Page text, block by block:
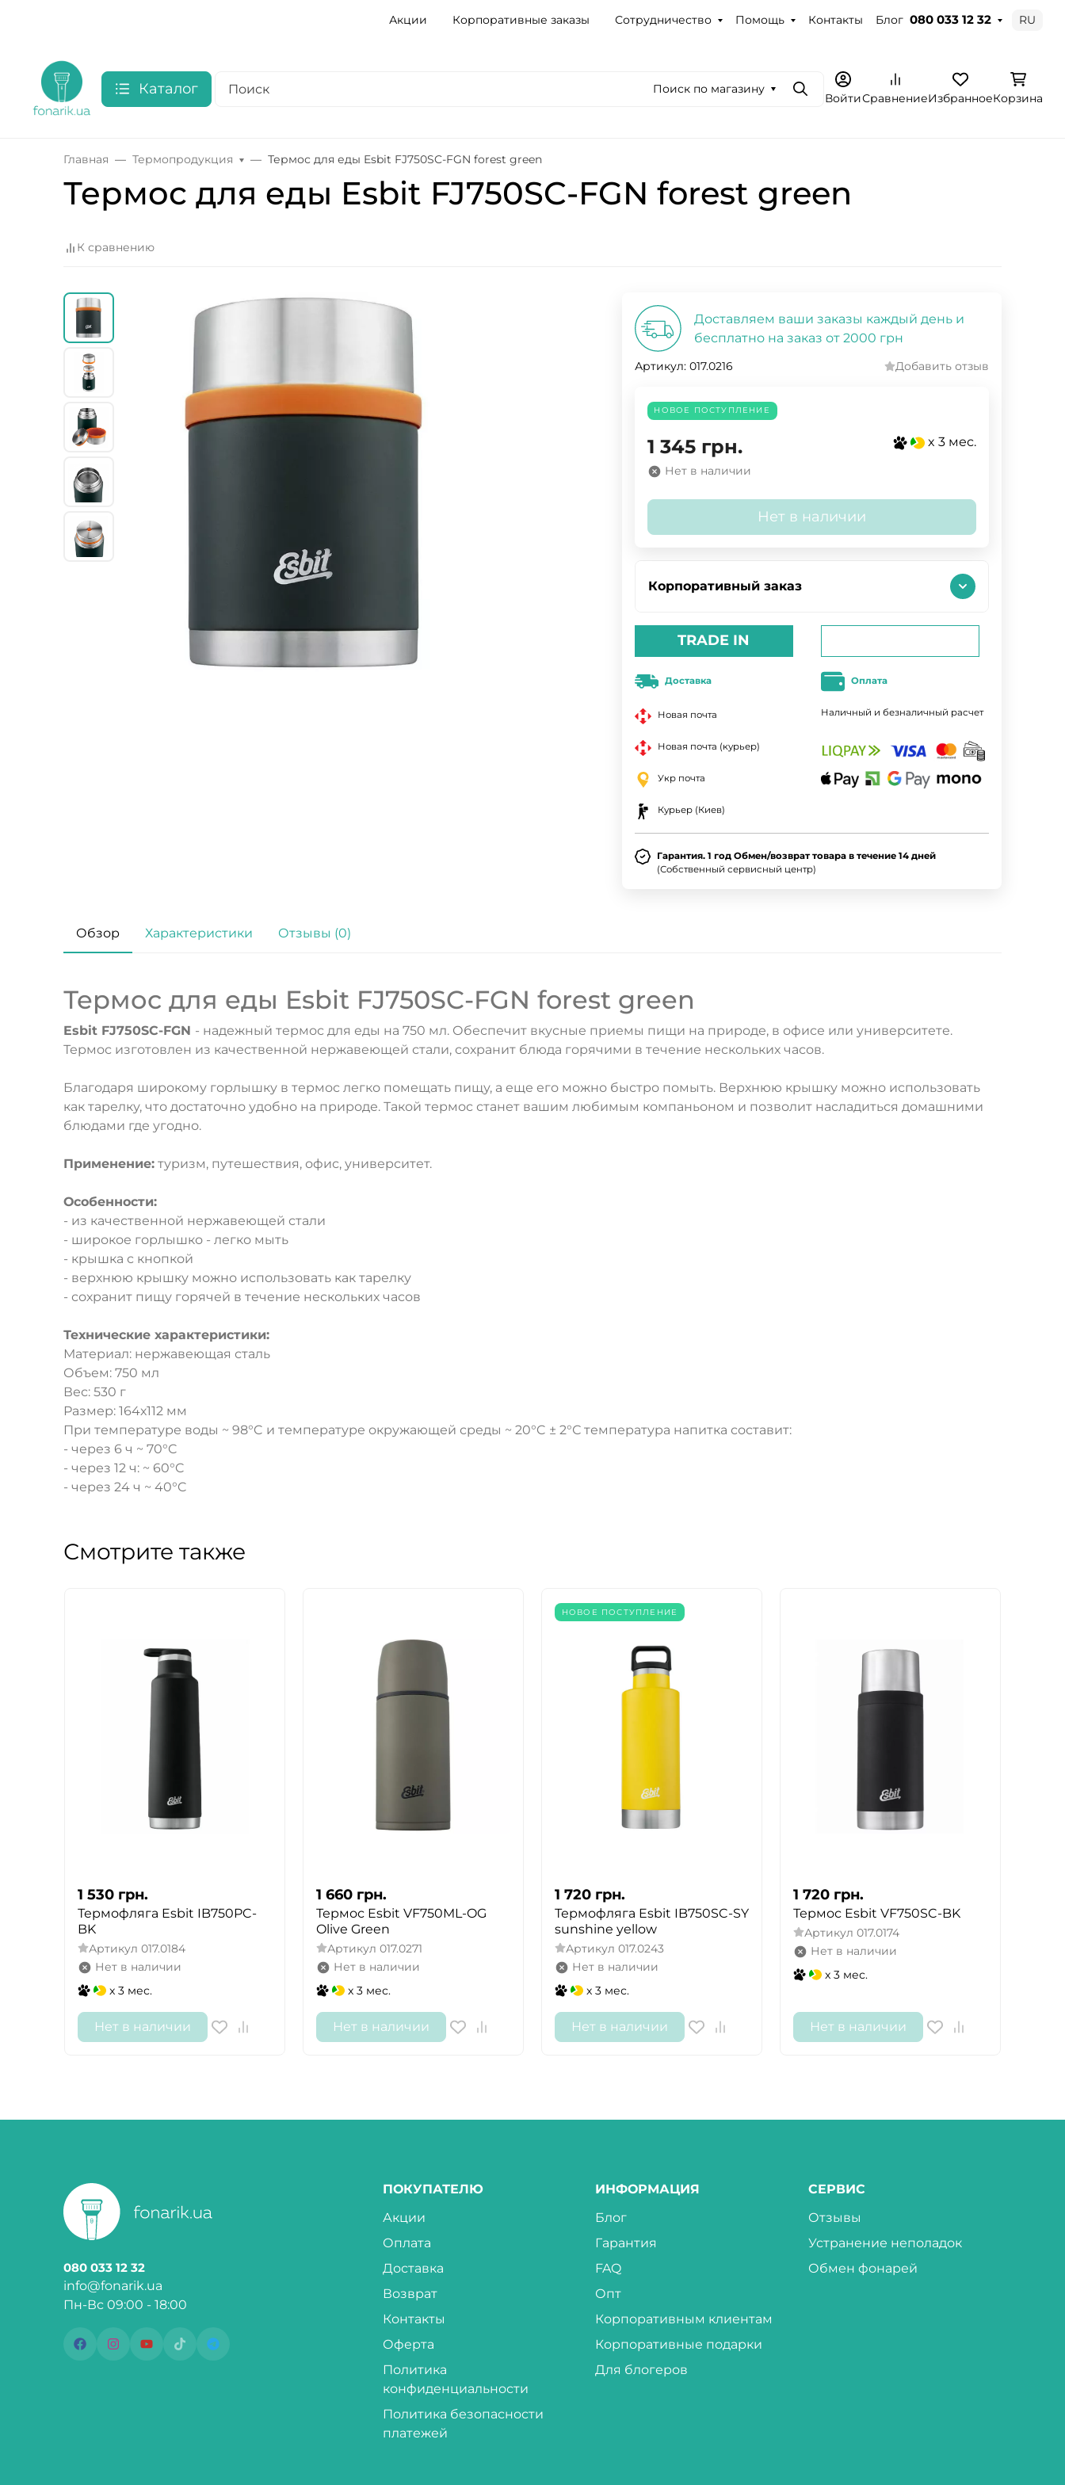
Акции Корпоративные заказы Сотрудничество Помощь Контакты Блог 080 033 12 32 RU
Каталог Поиск по магазину
ПоискВойтиСравнениеИзбранноеКорзина
Главная Термопродукция Термос для еды Esbit FJ750SC-FGN forest green
Термос для еды Esbit FJ750SC-FGN forest green
К сравнению
Доставляем ваши заказы каждый день и
бесплатно на заказ от 2000 грн
Артикул: 017.0216 Добавить отзыв
НОВОЕ ПОСТУПЛЕНИЕ
1 345 грн. x 3 мес.
Нет в наличии
Нет в наличии
Корпоративный заказ
TRADE IN
Доставка
Новая почта
Новая почта (курьер)
Укр почта
Курьер (Киев)
Оплата
Наличный и безналичный расчет
Гарантия. 1 год Обмен/возврат товара в течение 14 дней
(Собственный сервисный центр)
Обзор Характеристики Отзывы (0)
Термос для еды Esbit FJ750SC-FGN forest green
Esbit FJ750SC-FGN - надежный термос для еды на 750 мл. Обеспечит вкусные приемы пищи на природе, в офисе или университете.
Термос изготовлен из качественной нержавеющей стали, сохранит блюда горячими в течение нескольких часов.
Благодаря широкому горлышку в термос легко помещать пищу, а еще его можно быстро помыть. Верхнюю крышку можно использовать
как тарелку, что достаточно удобно на природе. Такой термос станет вашим любимым компаньоном и позволит насладиться домашними
блюдами где угодно.
Применение: туризм, путешествия, офис, университет.
Особенности:
- из качественной нержавеющей стали
- широкое горлышко - легко мыть
- крышка с кнопкой
- верхнюю крышку можно использовать как тарелку
- сохранит пищу горячей в течение нескольких часов
Технические характеристики:
Материал: нержавеющая сталь
Объем: 750 мл
Вес: 530 г
Размер: 164х112 мм
При температуре воды ~ 98°C и температуре окружающей среды ~ 20°C ± 2°С температура напитка составит:
- через 6 ч ~ 70°C
- через 12 ч: ~ 60°C
- через 24 ч ~ 40°C
Смотрите также
1 530 грн.
Термофляга Esbit IB750PC-
BK
Артикул 017.0184
Нет в наличии
x 3 мес.
Нет в наличии
1 660 грн.
Термос Esbit VF750ML-OG
Olive Green
Артикул 017.0271
Нет в наличии
x 3 мес.
Нет в наличии
НОВОЕ ПОСТУПЛЕНИЕ
1 720 грн.
Термофляга Esbit IB750SC-SY
sunshine yellow
Артикул 017.0243
Нет в наличии
x 3 мес.
Нет в наличии
1 720 грн.
Термос Esbit VF750SC-BK
Артикул 017.0174
Нет в наличии
x 3 мес.
Нет в наличии
080 033 12 32
info@fonarik.ua
Пн-Вс 09:00 - 18:00
ПОКУПАТЕЛЮ
Акции
Оплата
Доставка
Возврат
Контакты
Оферта
Политика
конфиденциальности
Политика безопасности
платежей
ИНФОРМАЦИЯ
Блог
Гарантия
FAQ
Опт
Корпоративным клиентам
Корпоративные подарки
Для блогеров
СЕРВИС
Отзывы
Устранение неполадок
Обмен фонарей